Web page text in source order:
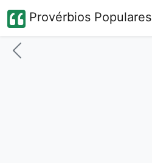
Provérbios Populares